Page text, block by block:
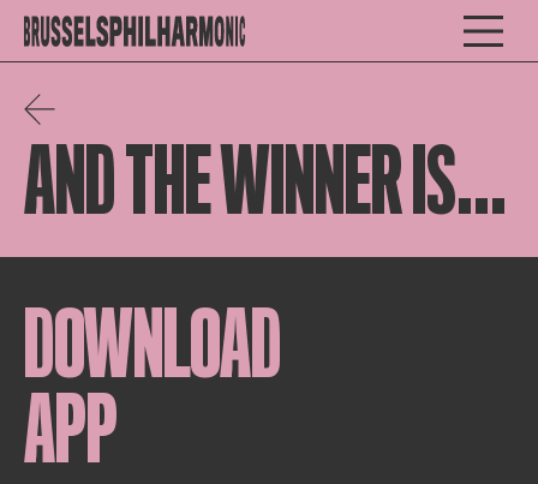
AND THE WINNER IS...
DOWNLOAD
APP